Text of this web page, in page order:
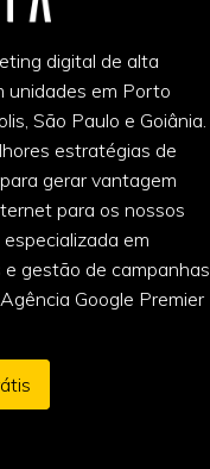
digital de alta
unidades em Porto
São Paulo e Goiânia.
estratégias de
gerar vantagem
para os nossos
em
e gestão de campanhas
Google Premier